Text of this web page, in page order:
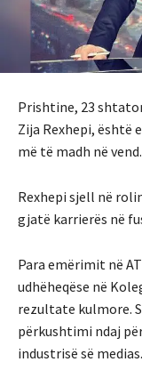
Prishtine, 23
Zija Rexhepi, është
më të madh në vend.
Rexhepi sjell në
gjatë karrierës në
Para emërimit në
udhëheqëse në
rezultate kulmore.
përkushtimi ndaj
industrisë së medias.